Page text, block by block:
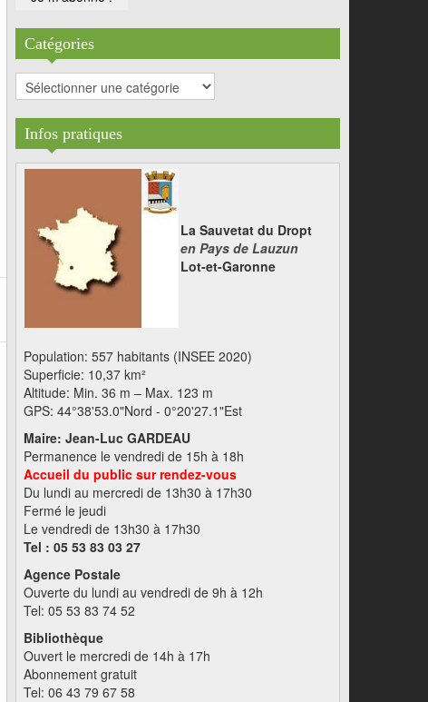
Catégories
Catégories
Infos pratiques
La Sauvetat du Dropt
en Pays de Lauzun
Lot-et-Garonne
Population: 557 habitants (INSEE 2020)
Superficie: 10,37 km²
Altitude: Min. 36 m – Max. 123 m
GPS: 44°38'53.0"Nord - 0°20'27.1"Est
Maire: Jean-Luc GARDEAU
Permanence le vendredi de 15h à 18h
Accueil du public sur rendez-vous
Du lundi au mercredi de 13h30 à 17h30
Fermé le jeudi
Le vendredi de 13h30 à 17h30
Tel : 05 53 83 03 27
Agence Postale
Ouverte du lundi au vendredi de 9h à 12h
Tel: 05 53 83 74 52
Bibliothèque
Ouvert le mercredi de 14h à 17h
Abonnement gratuit
Tel: 06 43 79 67 58